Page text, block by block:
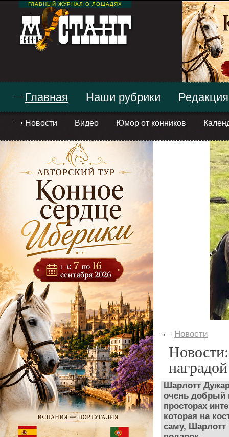
ГЛАВНЫЙ ЖУРНАЛ О ЛОШАДЯХ
Главная
Новости Видео Юмор от конников
Наши рубрики Редакция
← Новости
Шарлотт
очень добрый
просторах
которая на
саму, Шарлотт